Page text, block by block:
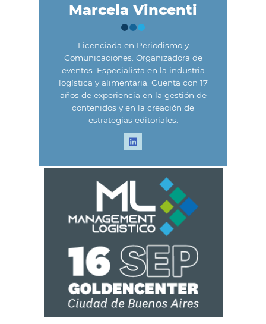
Marcela Vincenti
Licenciada en Periodismo y
Comunicaciones. Organizadora de
eventos. Especialista en la industria
logística y alimentaria. Cuenta con 17
años de experiencia en la gestión de
contenidos y en la creación de
estrategias editoriales.